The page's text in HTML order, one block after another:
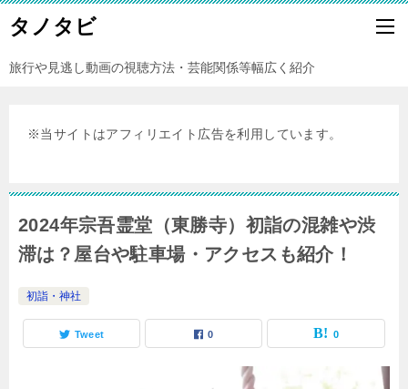
タノタビ
旅行や見逃し動画の視聴方法・芸能関係等幅広く紹介
※当サイトはアフィリエイト広告を利用しています。
2024年宗吾霊堂（東勝寺）初詣の混雑や渋
滞は？屋台や駐車場・アクセスも紹介！
初詣・神社
Tweet 0 0